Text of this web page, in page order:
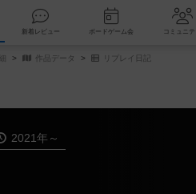
ース 検索 新着レビュー ボードゲーム会
作品データ リプレイ日記
2021年～